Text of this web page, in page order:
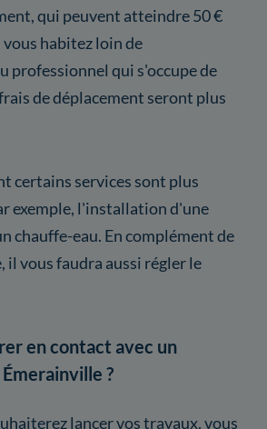
qui peuvent atteindre 50 €
vous habitez loin de
professionnel qui s'occupe de
de déplacement seront plus
certains services sont plus
exemple, l'installation d'une
chauffe-eau. En complément de
vous faudra aussi régler le
en contact avec un
?
lancer vos travaux, vous